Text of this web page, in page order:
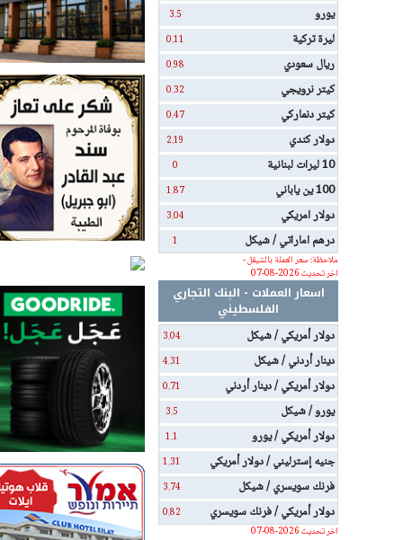
يورو 3.5
ليرة تركية 0.11
ريال سعودي 0.98
كيتر نرويجي 0.32
كيتر دنماركي 0.47
دولار كندي 2.19
10 ليرات لبنانية 0
100 ين ياباني 1.87
دولار امريكي 3.04
درهم اماراتي / شيكل
1
ملاحظة: سعر العملة بالشيقل -
اخر تحديث 2026-08-07
اسعار العملات - البنك التجاري
الفلسطيني
دولار أمريكي / شيكل
3.04
دينار أردني / شيكل 4.31
دولار أمريكي / دينار أردني 0.71
يورو / شيكل 3.5
دولار أمريكي / يورو 1.1
جنيه إسترليني / دولار أمريكي 1.31
فرنك سويسري / شيكل 3.74
دولار أمريكي / فرنك سويسري
0.82
اخر تحديث 2026-08-07